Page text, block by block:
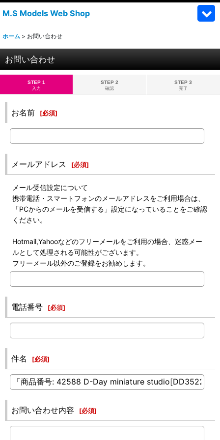
M.S Models Web Shop
ホーム > お問い合わせ
お問い合わせ
STEP 1
入力
STEP 2
確認
STEP 3
完了
お名前 [必須]
メールアドレス [必須]
メール受信設定について
携帯電話・スマートフォンのメールアドレスをご利用場合は、
「PCからのメールを受信する」設定になっていることをご確認
ください。
Hotmail,Yahooなどのフリーメールをご利用の場合、迷惑メー
ルとして処理される可能性がございます。
フリーメール以外のご登録をお勧めします。
電話番号 [必須]
件名 [必須]
お問い合わせ内容 [必須]